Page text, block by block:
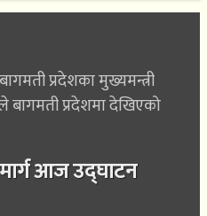
प्रदेशका मुख्यमन्त्री
बागमती प्रदेशमा देखिएको
आज उद्घाटन